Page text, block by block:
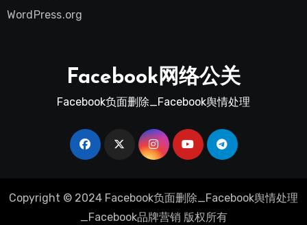
WordPress.org
Facebook网络公关
Facebook负面删除_Facebook舆情处理
Copyright © 2024 Facebook负面删除_Facebook舆情处理
_Facebook品牌营销 版权所有